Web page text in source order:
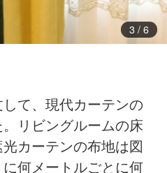
4/ 6
て、現代カーテンの
リビングルームの床
カーテンの布地は図
何メートルごとに何